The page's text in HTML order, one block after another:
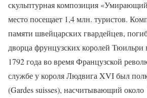
скульптурная композиция
место посещает 1,4 млн. туристов.
памяти швейцарских гвардейцев,
дворца фрунцузских королей Тюильри
1792 года во время Французской
службе у короля Людвига XVI был
(Gardes suisses), насчитывающий около